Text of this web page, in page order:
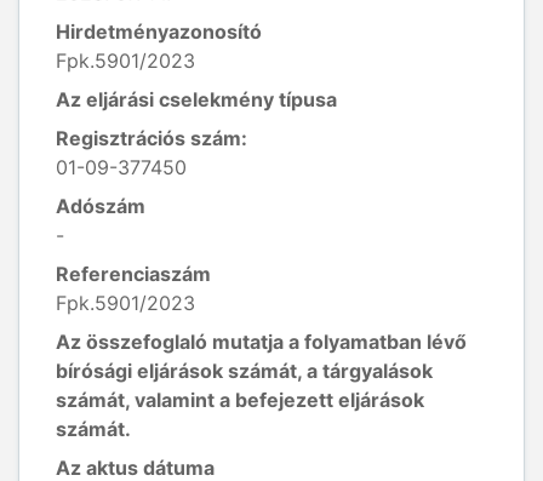
Hirdetményazonosító
Fpk.5901/2023
Az eljárási cselekmény típusa
Regisztrációs szám:
01-09-377450
Adószám
-
Referenciaszám
Fpk.5901/2023
Az összefoglaló mutatja a folyamatban lévő
bírósági eljárások számát, a tárgyalások
számát, valamint a befejezett eljárások
számát.
Az aktus dátuma